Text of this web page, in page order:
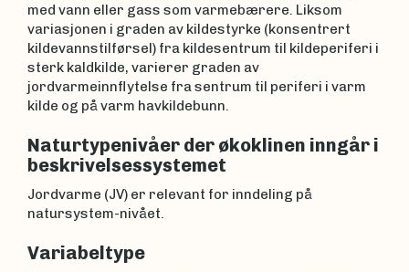
med vann eller gass som varmebærere. Liksom
variasjonen i graden av kildestyrke (konsentrert
kildevannstilførsel) fra kildesentrum til kildeperiferi i
sterk kaldkilde, varierer graden av
jordvarmeinnflytelse fra sentrum til periferi i varm
kilde og på varm havkildebunn.
Naturtypenivåer der økoklinen inngår i
beskrivelsessystemet
Jordvarme (JV) er relevant for inndeling på
natursystem-nivået.
Variabeltype